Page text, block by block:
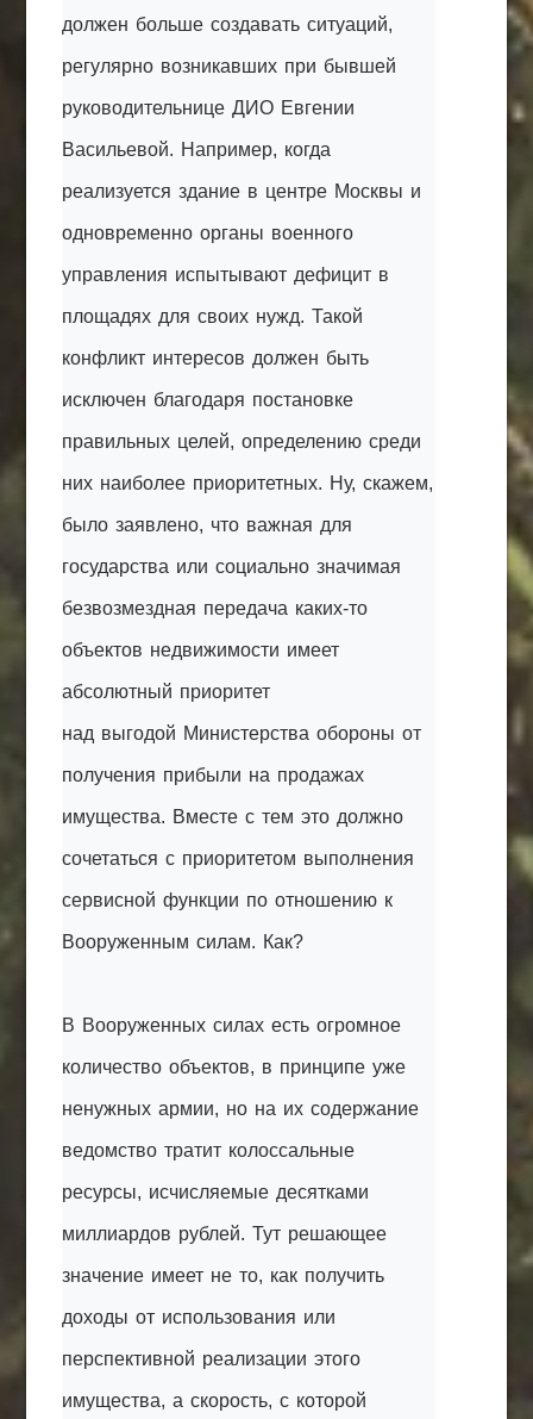
должен больше создавать ситуаций,
регулярно возникавших при бывшей
руководительнице ДИО Евгении
Васильевой. Например, когда
реализуется здание в центре Москвы и
одновременно органы военного
управления испытывают дефицит в
площадях для своих нужд. Такой
конфликт интересов должен быть
исключен благодаря постановке
правильных целей, определению среди
них наиболее приоритетных. Ну, скажем,
было заявлено, что важная для
государства или социально значимая
безвозмездная передача каких-то
объектов недвижимости имеет
абсолютный приоритет
над выгодой Министерства обороны от
получения прибыли на продажах
имущества. Вместе с тем это должно
сочетаться с приоритетом выполнения
сервисной функции по отношению к
Вооруженным силам. Как?
В Вооруженных силах есть огромное
количество объектов, в принципе уже
ненужных армии, но на их содержание
ведомство тратит колоссальные
ресурсы, исчисляемые десятками
миллиардов рублей. Тут решающее
значение имеет не то, как получить
доходы от использования или
перспективной реализации этого
имущества, а скорость, с которой